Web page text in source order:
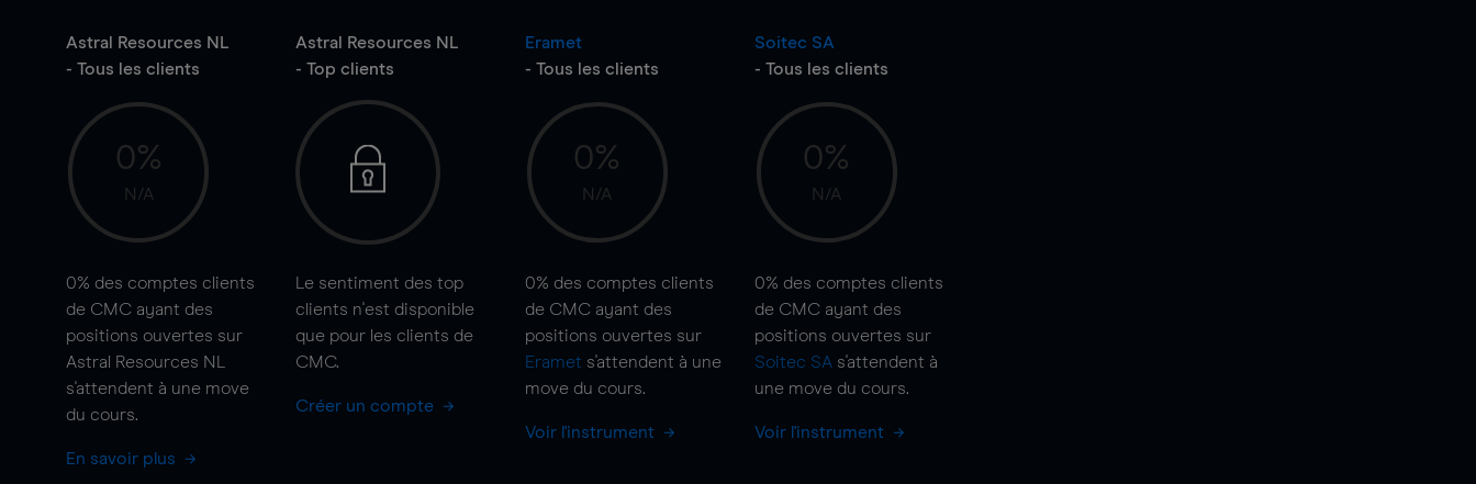
Astral Resources NL
- Tous les clients
0%
N/A
0% des comptes clients
de CMC ayant des
positions ouvertes sur
Astral Resources NL
s'attendent à une move
du cours.
En savoir plus
Astral Resources NL
- Top clients
Le sentiment des top
clients n'est disponible
que pour les clients de
CMC.
Créer un compte
Eramet
- Tous les clients
0%
N/A
0% des comptes clients
de CMC ayant des
positions ouvertes sur
Eramet s'attendent à une
move du cours.
Voir l'instrument
Soitec SA
- Tous les clients
0%
N/A
0% des comptes clients
de CMC ayant des
positions ouvertes sur
Soitec SA s'attendent à
une move du cours.
Voir l'instrument